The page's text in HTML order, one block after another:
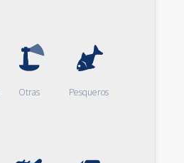
Otras Pesqueros